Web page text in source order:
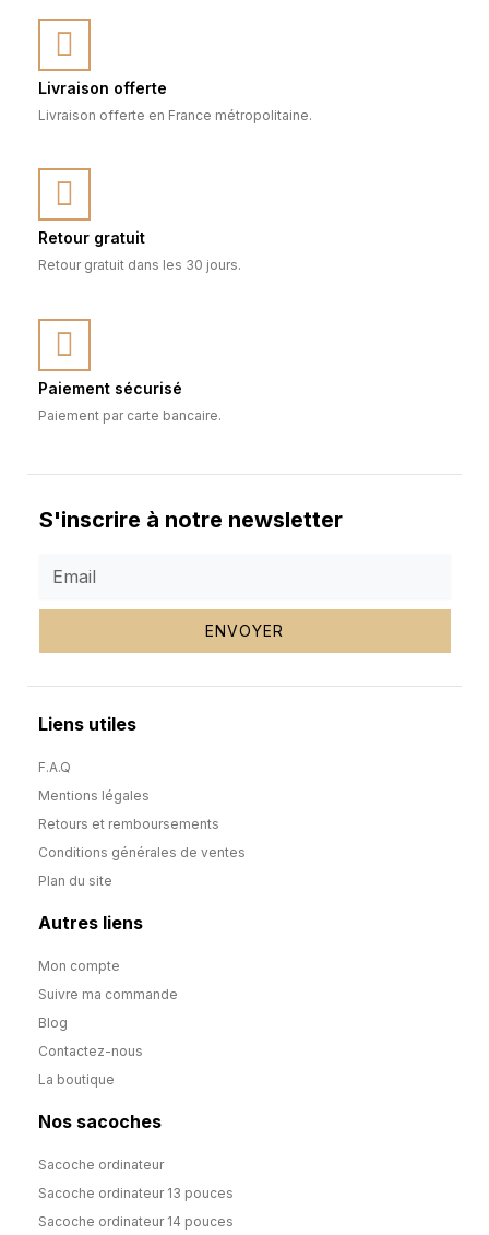
Livraison offerte
Livraison offerte en France métropolitaine.
Retour gratuit
Retour gratuit dans les 30 jours.
Paiement sécurisé
Paiement par carte bancaire.
S'inscrire à notre newsletter
ENVOYER
Liens utiles
F.A.Q
Mentions légales
Retours et remboursements
Conditions générales de ventes
Plan du site
Autres liens
Mon compte
Suivre ma commande
Blog
Contactez-nous
La boutique
Nos sacoches
Sacoche ordinateur
Sacoche ordinateur 13 pouces
Sacoche ordinateur 14 pouces